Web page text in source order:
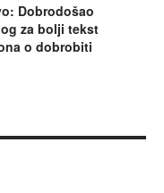
Dobrodošao
za bolji tekst
o dobrobiti